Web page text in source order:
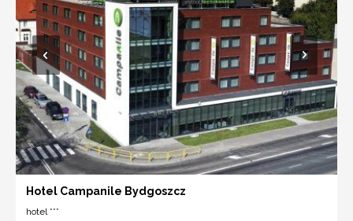
Hotel Campanile Bydgoszcz
hotel ***